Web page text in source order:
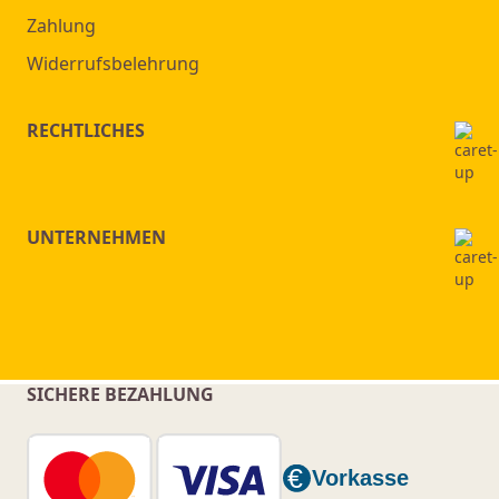
Zahlung
Widerrufsbelehrung
RECHTLICHES
UNTERNEHMEN
SICHERE BEZAHLUNG